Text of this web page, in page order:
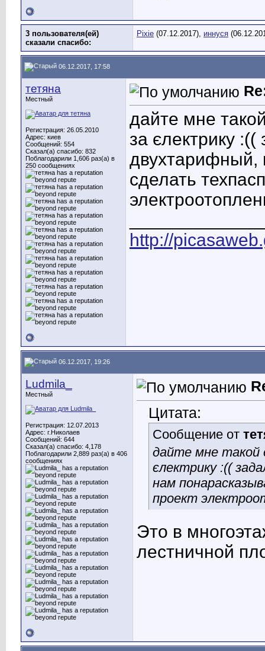
3 пользователя(ей)
сказали cпасибо:
Pixie (07.12.2017), иннуся
06.12.2017, 17:58
тетяна
Местный
Регистрация: 26.05.2010
Адрес: киев
Сообщений: 554
Сказал(а) спасибо: 832
Поблагодарили 1,606 раз(а) в
250 сообщениях
дайте мне
за єлектрику
двухтарифный,
сделать
http://
06.12.2017, 19:26
Ludmila_
Местный
Регистрация: 12.07.2013
Адрес: г.Николаев
Сообщений: 644
Сказал(а) спасибо: 4,178
Поблагодарили 2,889 раз(а) в 406
сообщениях
Цитата:
Сообщение от
дайте мне такой
єлектрику :((
нам
проект
Это в
лестничной